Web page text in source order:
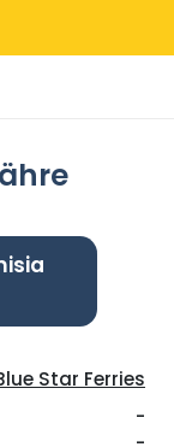
Star Ferries
-